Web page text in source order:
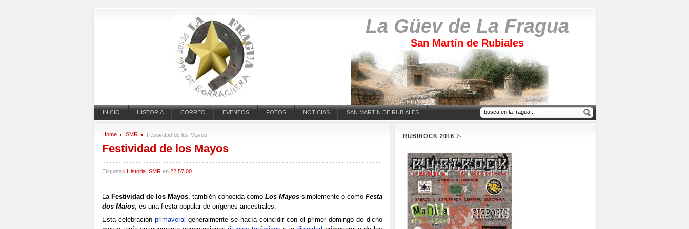
La Güev de La Fragua
San Martín de Rubiales
INICIO HISTORIA CORREO EVENTOS FOTOS NOTICIAS SAN MARTÍN DE RUBIALES
Home
SMR Festividad de los Mayos
Festividad de los Mayos
Etiquetas Historia, SMR en 22:57:00
La Festividad de los Mayos, también conocida como Los Mayossimplemente o como Festa
dos Maios, es una fiesta popular de orígenes ancestrales.
Esta celebración primaveral generalmente se hacía coincidir con el primer domingo de dicho
RUBIROCK 2016